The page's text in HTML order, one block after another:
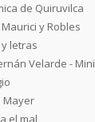
de Quiruvilca
y Robles
letras
Velarde -
Mayer
el mal